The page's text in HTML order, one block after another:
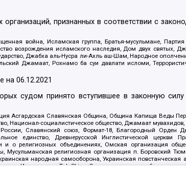
признанных в соответствии с
война, Исламская группа, Братья-мусульмане,
возрождения исламского наследия, Дом двух
Джабха аль-Нусра ли-Ахль аш-Шам, Народное
Джамаат, Рохнамо ба суи давлати исломи,
на06.12.2021
судом принято вступившее в законную
Асгардская Славянская Община, Община Капища Веды
Национал-социалистическое общество, Джамаат
Славянский союз, Формат-18, Благородный Орден
единство, Древнерусской Инглистической церкви
религиозных объединениях, Омская организация
Мусульманская религиозная организация п. Боровский
народная самооборона, Украинская повстанческая
Инициатива, TulaSkins, Этнополитическое объединение